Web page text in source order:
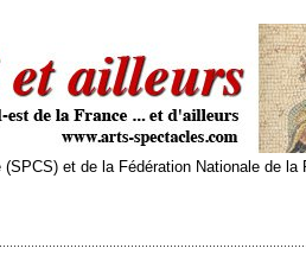
et de la Fédération Nationale de